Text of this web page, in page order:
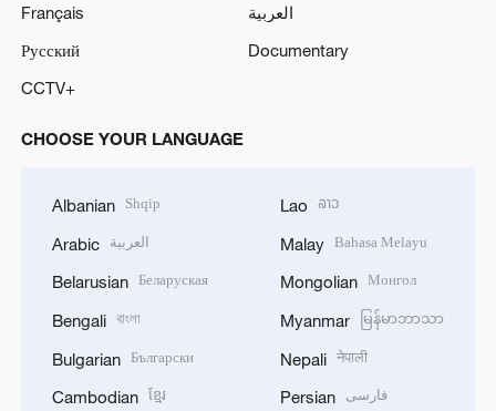
Français
العربية
Русский
Documentary
CCTV+
CHOOSE YOUR LANGUAGE
Albanian Shqip
Arabic العربية
Belarusian Беларуская
Bengali বাংলা
Bulgarian Български
Cambodian ខ្មែរ
Lao ລາວ
Malay Bahasa Melayu
Mongolian Монгол
Myanmar မြန်မာဘာသာ
Nepali नेपाली
Persian فارسی